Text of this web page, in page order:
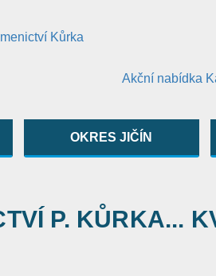
OKRES JIČÍN
P. KŮRKA...